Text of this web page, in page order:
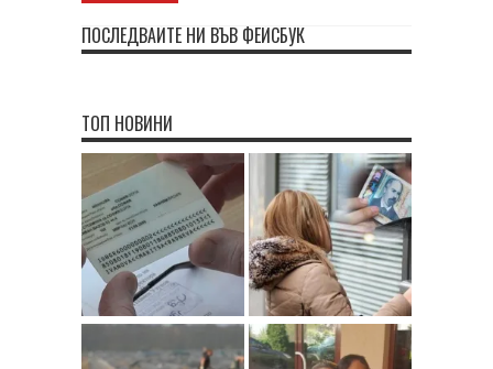
ПОСЛЕДВАЙТЕ НИ ВЪВ ФЕЙСБУК
ТОП НОВИНИ